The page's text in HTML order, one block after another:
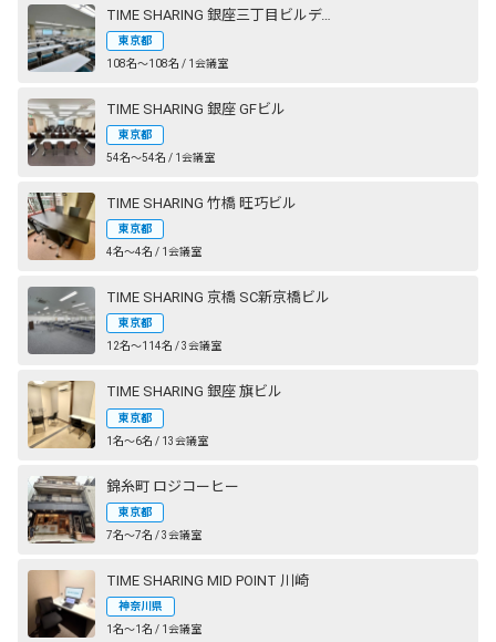
TIME SHARING 銀座三丁目ビルディング
東京都
108名〜108名 / 1会議室
TIME SHARING 銀座 GFビル
東京都
54名〜54名 / 1会議室
TIME SHARING 竹橋 旺巧ビル
東京都
4名〜4名 / 1会議室
TIME SHARING 京橋 SC新京橋ビル
東京都
12名〜114名 / 3会議室
TIME SHARING 銀座 旗ビル
東京都
1名〜6名 / 13会議室
錦糸町 ロジコーヒー
東京都
7名〜7名 / 3会議室
TIME SHARING MID POINT 川崎
神奈川県
1名〜1名 / 1会議室